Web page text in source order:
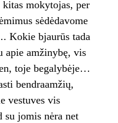
mokytojas, per
sėdėdavome
Kokie bjaurūs tada
apie amžinybę, vis
toje begalybėje…
bendraamžių,
vestuves vis
jomis nėra net